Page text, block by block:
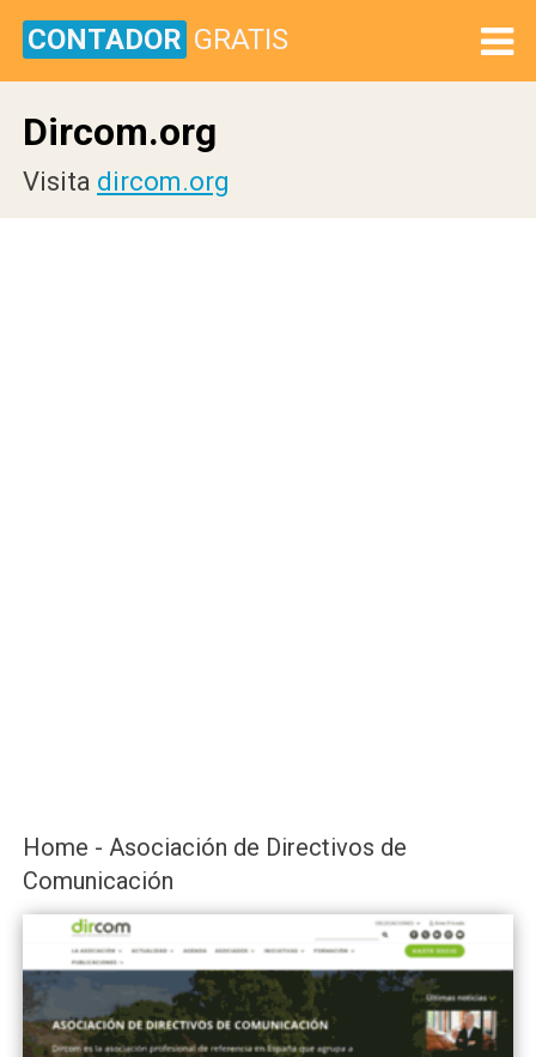
CONTADOR GRATIS
Dircom.org
Visita dircom.org
Home - Asociación de Directivos de
Comunicación